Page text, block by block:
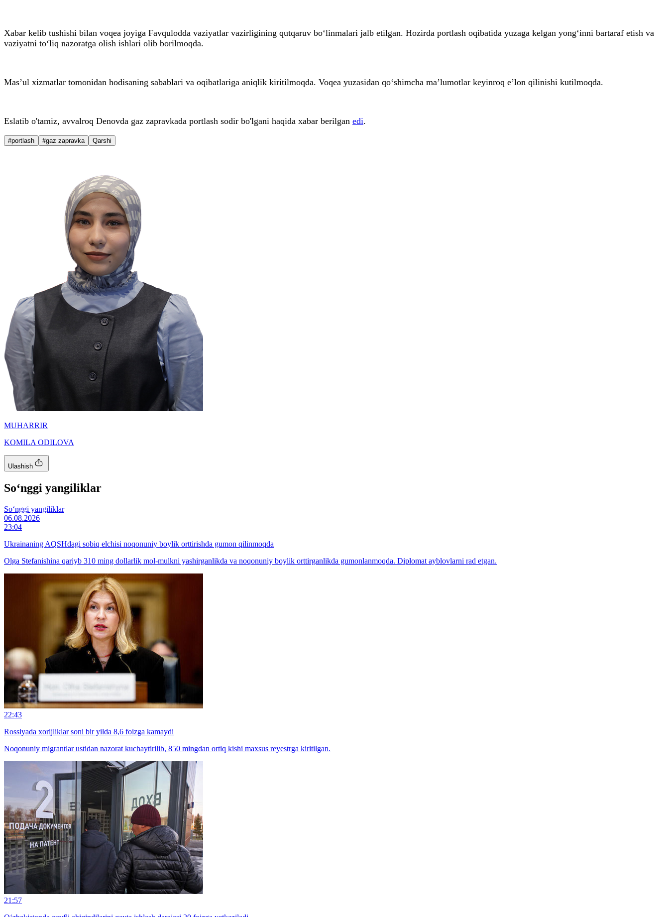
Xabar kelib tushishi bilan voqea joyiga Favqulodda vaziyatlar vazirligining qutqaruv bo‘linmalari jalb etilgan. Hozirda portlash oqibatida yuzaga kelgan yong‘inni bartaraf etish va
vaziyatni to‘liq nazoratga olish ishlari olib borilmoqda.
Mas’ul xizmatlar tomonidan hodisaning sabablari va oqibatlariga aniqlik kiritilmoqda. Voqea yuzasidan qo‘shimcha ma’lumotlar keyinroq e’lon qilinishi kutilmoqda.
Eslatib o'tamiz, avvalroq Denovda gaz zapravkada portlash sodir bo'lgani haqida xabar berilgan edi.
#portlash #gaz zapravka Qarshi
MUHARRIR
KOMILA ODILOVA
Ulashish
So‘nggi yangiliklar
So‘nggi yangiliklar
06.08.2026
23:04
Ukrainaning AQSHdagi sobiq elchisi noqonuniy boylik orttirishda gumon qilinmoqda
Olga Stefanishina qariyb 310 ming dollarlik mol-mulkni yashirganlikda va noqonuniy boylik orttirganlikda gumonlanmoqda. Diplomat ayblovlarni rad etgan.
22:43
Rossiyada xorijliklar soni bir yilda 8,6 foizga kamaydi
Noqonuniy migrantlar ustidan nazorat kuchaytirilib, 850 mingdan ortiq kishi maxsus reyestrga kiritilgan.
21:57